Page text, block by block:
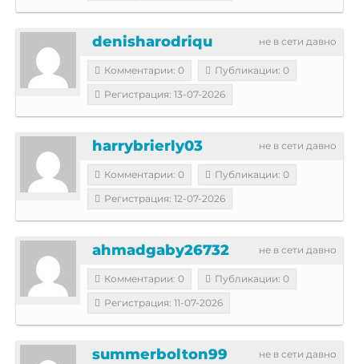
не в сети давно
denisharodriqu
Комментарии: 0
Публикации: 0
Регистрация: 13-07-2026
не в сети давно
harrybrierly03
Комментарии: 0
Публикации: 0
Регистрация: 12-07-2026
не в сети давно
ahmadgaby26732
Комментарии: 0
Публикации: 0
Регистрация: 11-07-2026
не в сети давно
summerbolton99